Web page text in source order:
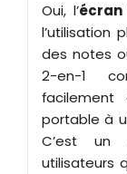
Oui, l’écran
l’utilisation
des notes
2-en-1
facilement
portable à
C’est un
utilisateurs